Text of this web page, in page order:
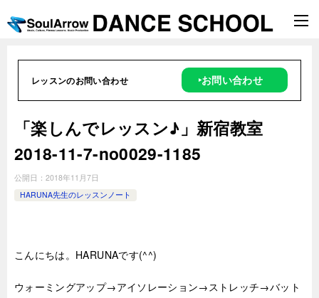
レッスンのお問い合わせ ‣お問い合わせ
「楽しんでレッスン♪」新宿教室
2018-11-7-no0029-1185
公開日： 2018年11月7日
HARUNA先生のレッスンノート
こんにちは。HARUNAです(^^)
ウォーミングアップ→アイソレーション→ストレッチ→バット